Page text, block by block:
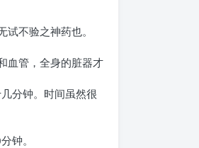
不验之神药也。
血管，全身的脏器才
分钟。时间虽然很
钟。